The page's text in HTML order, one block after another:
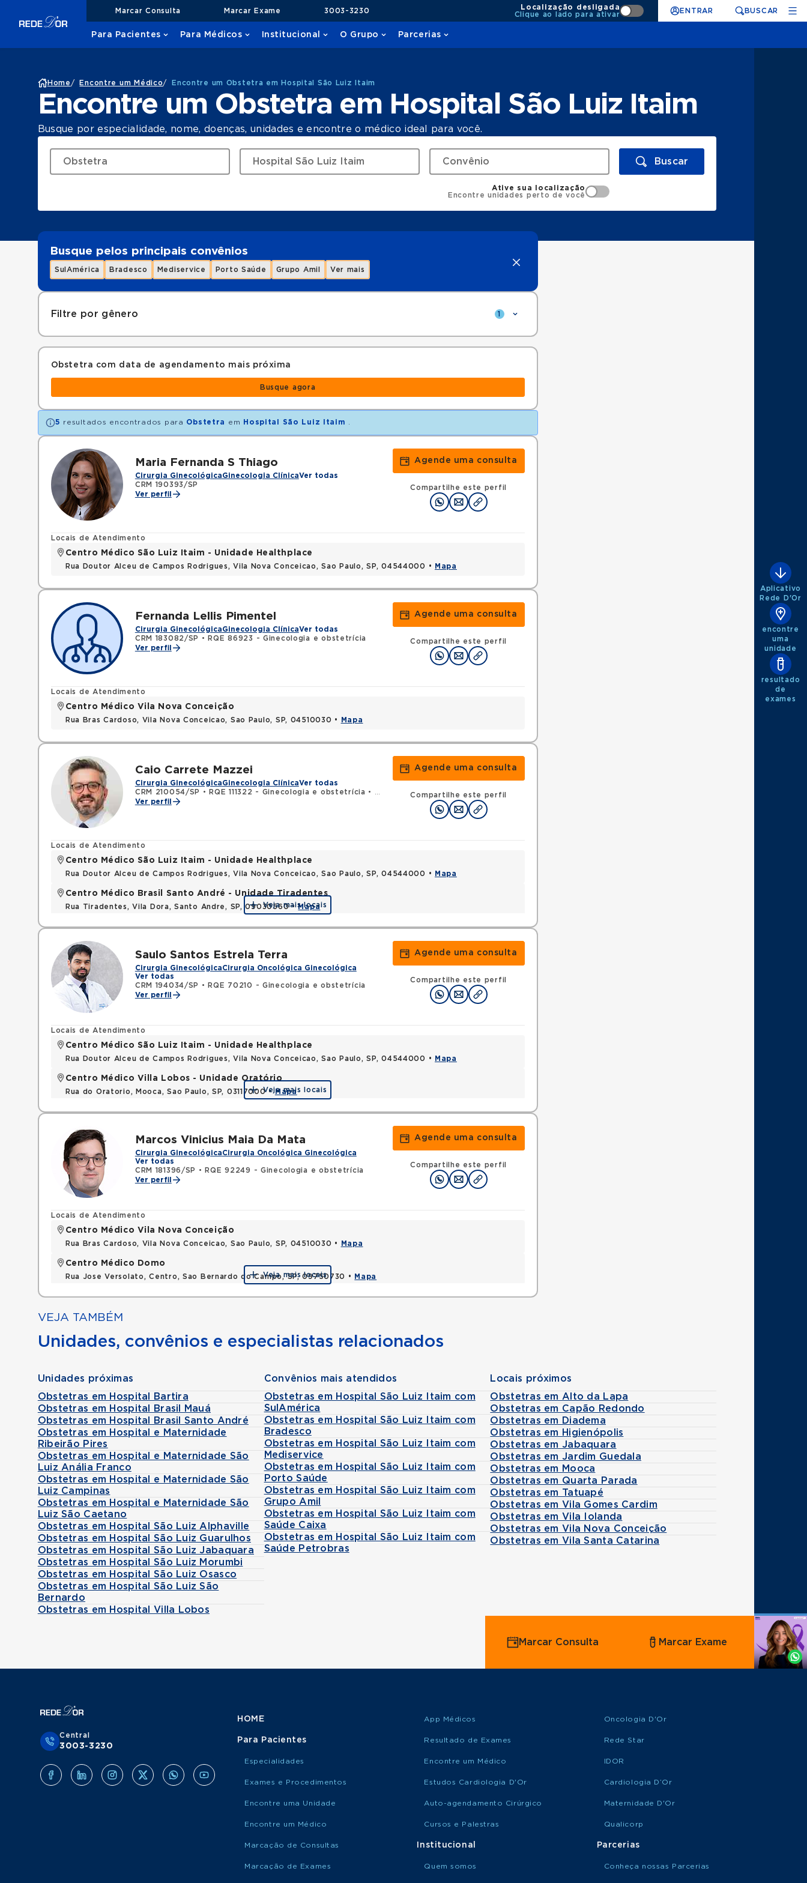
Marcar Consulta Marcar Exame 3003-3230
Localização desligada
Clique ao lado para ativar
ENTRAR BUSCAR
Para Pacientes Para Médicos Institucional O Grupo Parcerias
Home / Encontre um Médico/ Encontre um Obstetra em Hospital São Luiz Itaim
Encontre um Obstetra em Hospital São Luiz Itaim
Busque por especialidade, nome, doenças, unidades e encontre o médico ideal para você.
Buscar
Ative sua localização
Encontre unidades perto de você
Busque pelos principais convênios
SulAmérica Bradesco Mediservice Porto Saúde Grupo Amil Ver mais
Filtre por gênero 1
Obstetra com data de agendamento mais próxima
Busque agora
5 resultados encontrados para Obstetra em Hospital São Luiz Itaim
Maria Fernanda S Thiago
Cirurgia GinecológicaGinecologia ClínicaVer todas
CRM 190393/SP
Ver perfil
Agende uma consulta
Compartilhe este perfil
Locais de Atendimento
Centro Médico São Luiz Itaim - Unidade Healthplace
Rua Doutor Alceu de Campos Rodrigues, Vila Nova Conceicao, Sao Paulo, SP, 04544000 • Mapa
Fernanda Lellis Pimentel
Cirurgia GinecológicaGinecologia ClínicaVer todas
CRM 183082/SP
•
RQE 86923 - Ginecologia e obstetrícia
Ver perfil
Agende uma consulta
Compartilhe este perfil
Locais de Atendimento
Centro Médico Vila Nova Conceição
Rua Bras Cardoso, Vila Nova Conceicao, Sao Paulo, SP, 04510030 • Mapa
Caio Carrete Mazzei
Cirurgia GinecológicaGinecologia ClínicaVer todas
CRM 210054/SP
• RQE 111322 - Ginecologia e obstetrícia •
RQE 135726 - Mastologia
Ver perfil
Agende uma consulta
Compartilhe este perfil
Locais de Atendimento
Centro Médico São Luiz Itaim - Unidade Healthplace
Rua Doutor Alceu de Campos Rodrigues, Vila Nova Conceicao, Sao Paulo, SP, 04544000 • Mapa
Centro Médico Brasil Santo André - Unidade Tiradentes
Rua Tiradentes, Vila Dora, Santo Andre, SP, 09030560 •Mapa
Veja mais locais
Saulo Santos Estrela Terra
Cirurgia GinecológicaCirurgia Oncológica Ginecológica
Ver todas
CRM 194034/SP
•
RQE 70210 - Ginecologia e obstetrícia
Ver perfil
Agende uma consulta
Compartilhe este perfil
Locais de Atendimento
Centro Médico São Luiz Itaim - Unidade Healthplace
Rua Doutor Alceu de Campos Rodrigues, Vila Nova Conceicao, Sao Paulo, SP, 04544000 • Mapa
Centro Médico Villa Lobos - Unidade Oratório
Rua do Oratorio, Mooca, Sao Paulo, SP, 03117000 •Mapa
Veja mais locais
Marcos Vinicius Maia Da Mata
Cirurgia GinecológicaCirurgia Oncológica Ginecológica
Ver todas
CRM 181396/SP
•
RQE 92249 - Ginecologia e obstetrícia
Ver perfil
Agende uma consulta
Compartilhe este perfil
Locais de Atendimento
Centro Médico Vila Nova Conceição
Rua Bras Cardoso, Vila Nova Conceicao, Sao Paulo, SP, 04510030 • Mapa
Centro Médico Domo
Rua Jose Versolato, Centro, Sao Bernardo do Campo, SP, 09750730 • Mapa
Veja mais locais
VEJA TAMBÉM
Unidades, convênios e especialistas relacionados
Unidades próximas
Obstetras em Hospital Bartira
Obstetras em Hospital Brasil Mauá
Obstetras em Hospital Brasil Santo André
Obstetras em Hospital e Maternidade
Ribeirão Pires
Obstetras em Hospital e Maternidade São
Luiz Anália Franco
Obstetras em Hospital e Maternidade São
Luiz Campinas
Obstetras em Hospital e Maternidade São
Luiz São Caetano
Obstetras em Hospital São Luiz Alphaville
Obstetras em Hospital São Luiz Guarulhos
Obstetras em Hospital São Luiz Jabaquara
Obstetras em Hospital São Luiz Morumbi
Obstetras em Hospital São Luiz Osasco
Obstetras em Hospital São Luiz São
Bernardo
Obstetras em Hospital Villa Lobos
Convênios mais atendidos
Obstetras em Hospital São Luiz Itaim com
SulAmérica
Obstetras em Hospital São Luiz Itaim com
Bradesco
Obstetras em Hospital São Luiz Itaim com
Mediservice
Obstetras em Hospital São Luiz Itaim com
Porto Saúde
Obstetras em Hospital São Luiz Itaim com
Grupo Amil
Obstetras em Hospital São Luiz Itaim com
Saúde Caixa
Obstetras em Hospital São Luiz Itaim com
Saúde Petrobras
Locais próximos
Obstetras em Alto da Lapa
Obstetras em Capão Redondo
Obstetras em Diadema
Obstetras em Higienópolis
Obstetras em Jabaquara
Obstetras em Jardim Guedala
Obstetras em Mooca
Obstetras em Quarta Parada
Obstetras em Tatuapé
Obstetras em Vila Gomes Cardim
Obstetras em Vila Iolanda
Obstetras em Vila Nova Conceição
Obstetras em Vila Santa Catarina
Aplicativo
Rede D'Or
encontre
uma
unidade
resultado
de
exames
Agende
Whatsapp
Marcar Consulta Marcar Exame
Central
3003-3230
HOME
Para Pacientes
Especialidades
Exames e Procedimentos
Encontre uma Unidade
Encontre um Médico
Marcação de Consultas
Marcação de Exames
App Médicos
Resultado de Exames
Encontre um Médico
Estudos Cardiologia D'Or
Auto-agendamento Cirúrgico
Cursos e Palestras
Institucional
Quem somos
Oncologia D'Or
Rede Star
IDOR
Cardiologia D’Or
Maternidade D'Or
Qualicorp
Parcerias
Conheça nossas Parcerias